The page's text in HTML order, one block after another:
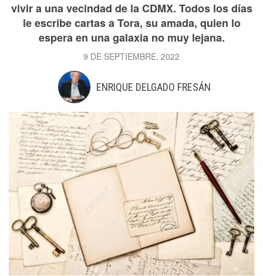
vivir a una vecindad de la CDMX. Todos los días
le escribe cartas a Tora, su amada, quien lo
espera en una galaxia no muy lejana.
9 DE SEPTIEMBRE, 2022
ENRIQUE DELGADO FRESÁN